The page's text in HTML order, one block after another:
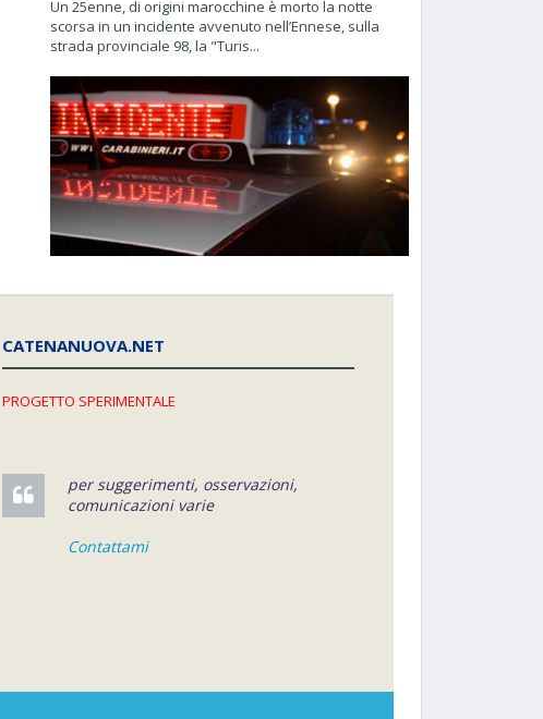
Un 25enne, di origini marocchine è morto la notte
scorsa in un incidente avvenuto nell’Ennese, sulla
strada provinciale 98, la "Turis...
CATENANUOVA.NET
PROGETTO SPERIMENTALE
per suggerimenti, osservazioni,
comunicazioni varie
Contattami